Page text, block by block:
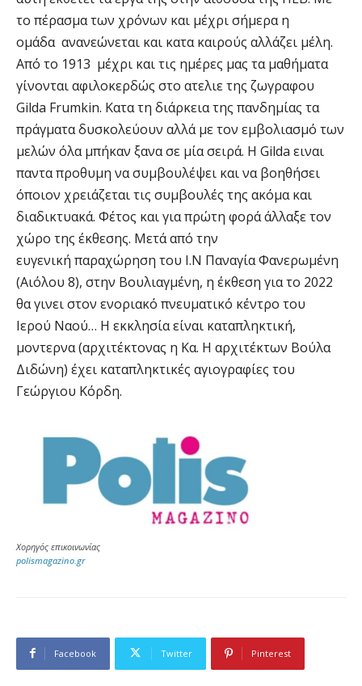
το πέρασμα των χρόνων και μέχρι σήμερα η
ομάδα ανανεώνεται και κατα καιρούς αλλάζει μέλη.
Aπό το 1913 μέχρι και τις ημέρες μας τα μαθήματα
γίνονται αφιλοκερδώς στο ατελιε της ζωγραφου
Gilda Frumkin. Κατα τη διάρκεια της πανδημίας τα
πράγματα δυσκολεύουν αλλά με τον εμβολιασμό των
μελών όλα μπήκαν ξανα σε μία σειρά. Η Gilda ειναι
παντα προθυμη να συμβουλέψει και να βοηθήσει
όποιον χρειάζεται τις συμβουλές της ακόμα και
διαδικτυακά. Φέτος και για πρώτη φορά άλλαξε τον
χώρο της έκθεσης. Μετά από την
ευγενική παραχώρηση του Ι.Ν Παναγία Φανερωμένη
(Αιόλου 8), στην Βουλιαγμένη, η έκθεση για το 2022
θα γινει στον ενοριακό πνευματικό κέντρο του
Ιερού Ναού… Η εκκλησία είναι καταπληκτική,
μοντερνα (αρχιτέκτονας η Κα. Η αρχιτέκτων Βούλα
Διδώνη) έχει καταπληκτικές αγιογραφίες του
Γεώργιου Κόρδη.
Χορηγός επικοινωνίας
polismagazino.gr
Facebook Twitter Pinterest